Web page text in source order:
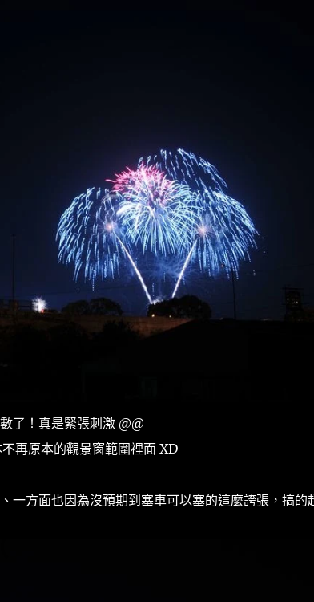
了！真是緊張刺激 @@
再原本的觀景窗範圍裡面 XD
一方面也因為沒預期到塞車可以塞的這麼誇張，搞的